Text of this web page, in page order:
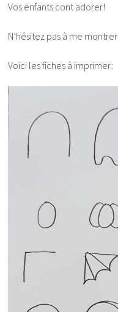
Vos enfants cont adorer!
N’hésitez pas à me
Voici les fiches à imprimer: